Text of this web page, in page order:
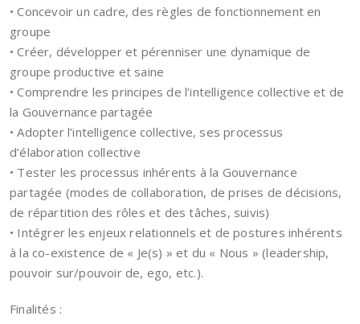
• Concevoir un cadre, des règles de fonctionnement en
groupe
• Créer, développer et pérenniser une dynamique de
groupe productive et saine
• Comprendre les principes de l’intelligence collective et de
la Gouvernance partagée
• Adopter l’intelligence collective, ses processus
d’élaboration collective
• Tester les processus inhérents à la Gouvernance
partagée (modes de collaboration, de prises de décisions,
de répartition des rôles et des tâches, suivis)
• Intégrer les enjeux relationnels et de postures inhérents
à la co-existence de « Je(s) » et du « Nous » (leadership,
pouvoir sur/pouvoir de, ego, etc.).
Finalités :